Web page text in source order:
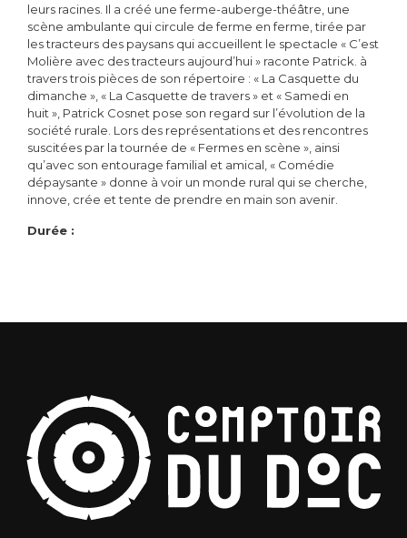
leurs racines. Il a créé une ferme-auberge-théâtre, une
scène ambulante qui circule de ferme en ferme, tirée par
les tracteurs des paysans qui accueillent le spectacle « C’est
Molière avec des tracteurs aujourd’hui » raconte Patrick. à
travers trois pièces de son répertoire : « La Casquette du
dimanche », « La Casquette de travers » et « Samedi en
huit », Patrick Cosnet pose son regard sur l’évolution de la
société rurale. Lors des représentations et des rencontres
suscitées par la tournée de « Fermes en scène », ainsi
qu’avec son entourage familial et amical, « Comédie
dépaysante » donne à voir un monde rural qui se cherche,
innove, crée et tente de prendre en main son avenir.
Durée :